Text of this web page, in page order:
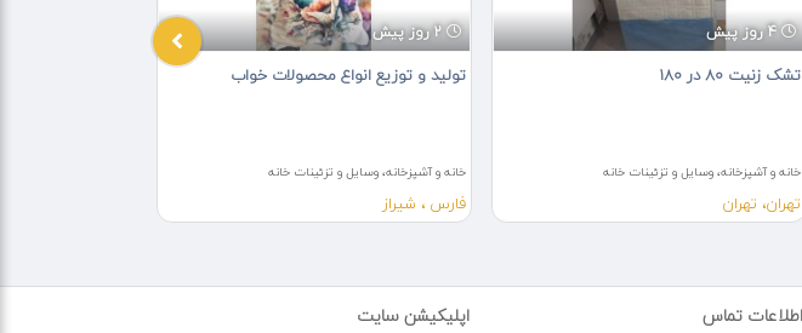
2 روز پیش
تولید و توزیع انواع محصولات خواب
خانه و آشپزخانه، وسایل و تزئینات خانه
فارس ، شیراز
4 روز پیش
تشک زنیت ۸۰ در ۱۸۰
خانه و آشپزخانه، وسایل و تزئینات خانه
تهران، تهران
اطلاعات تماس اپلیکیشن سایت